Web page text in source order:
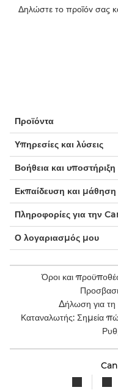
Δηλώστε το προϊόν σας
Προϊόντα
Υπηρεσίες και λύσεις
Βοήθεια και υποστήριξη
Εκπαίδευση και μάθηση
Πληροφορίες για την
Ο λογαριασμός μου
Όροι και
Δήλωση για τη
Καταναλωτής: Σημεία